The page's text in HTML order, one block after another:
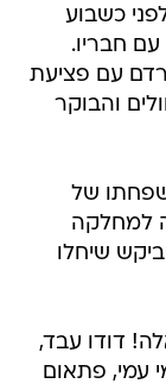
כשבוע
חבריו.
עם פציעת
והבוקר
של
למחלקה
שיחלו
דודו עבד,
עמי, פתאום